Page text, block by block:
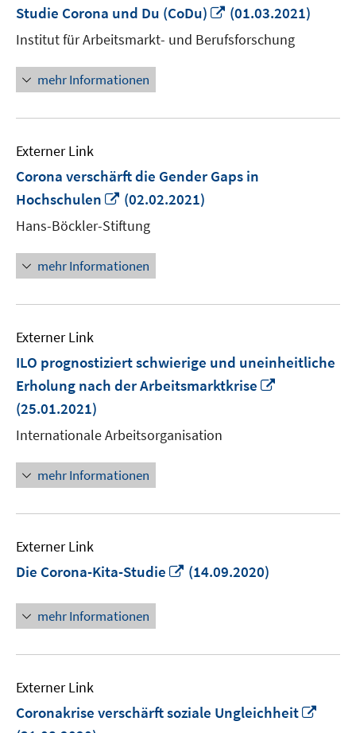
Studie Corona und Du (CoDu)
In
neuem
Fenster
(01.03.2021)
Institut für Arbeitsmarkt- und Berufsforschung
mehr Informationen
Externer Link
Corona verschärft die Gender Gaps in
Hochschulen
In
neuem
Fenster
öffnen
(02.02.2021)
Hans-Böckler-Stiftung
mehr Informationen
Externer Link
ILO prognostiziert schwierige und uneinheitliche
Erholung nach der Arbeitsmarktkrise
(25.01.2021)
Internationale Arbeitsorganisation
mehr Informationen
Externer Link
Die Corona-Kita-Studie
In
(14.09.2020)
mehr Informationen
Externer Link
Coronakrise verschärft soziale Ungleichheit